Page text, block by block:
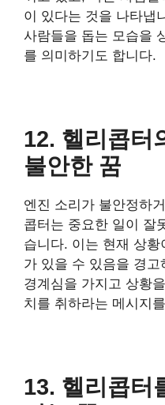
이 있다는 것을 나타냅
사람들을 돕는 모습을
를 의미하기도 합니다.
12. 헬리콥터
불안한 꿈
엔진 소리가 불안정하
콥터는 중요한 일이 잘
습니다. 이는 현재 상
가 있을 수 있음을 경
경계심을 가지고 상황
치를 취하라는 메시지
13. 헬리콥터